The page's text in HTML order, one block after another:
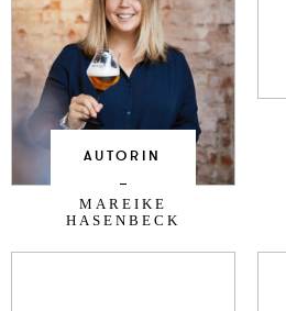
AUTORIN
MAREIKE
HASENBECK